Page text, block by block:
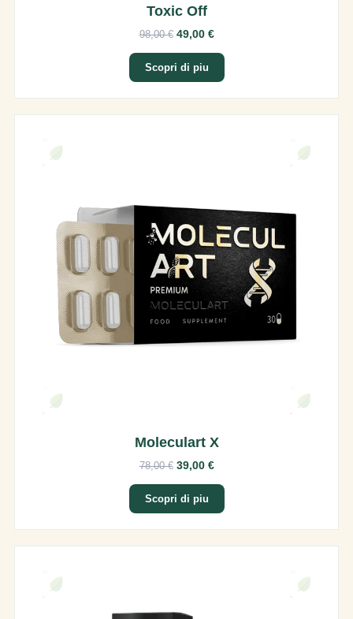
Toxic Off
98,00 €49,00 €
Scopri di piu
Moleculart X
78,00 €39,00 €
Scopri di piu